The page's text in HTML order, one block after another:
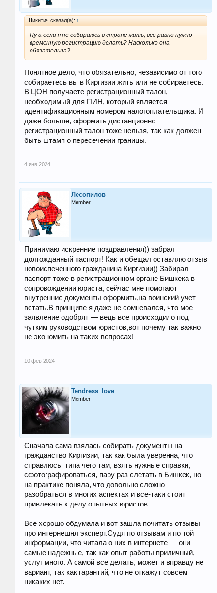
Никитич сказал(а): ↑
Ну а если я не собираюсь в стране жить, все равно нужно
временную регистрацию делать? Насколько она
обязательна?
Понятное дело, что обязательно, независимо от того
собираетесь вы в Киргизии жить или не собираетесь.
В ЦОН получаете регистрационный талон,
необходимый для ПИН, который является
идентификационным номером налогоплательщика. И
даже больше, оформить дистанционно
регистрационный талон тоже нельзя, так как должен
быть штамп о пересечении границы.
4 янв 2024
Лесопилов
Member
Принимаю искренние поздравления)) забрал
долгожданный паспорт! Как и обещал оставляю отзыв
новоиспеченного гражданина Киргизии)) Забирал
паспорт тоже в регистрационном органе Бишкека в
сопровождении юриста, сейчас мне помогают
внутренние документы оформить,на воинский учет
встать.В принципе я даже не сомневался, что мое
заявление одобрят — ведь все происходило под
чутким руководством юристов,вот почему так важно
не экономить на таких вопросах!
10 фев 2024
Tendress_love
Member
Сначала сама взялась собирать документы на
гражданство Киргизии, так как была уверенна, что
справлюсь, типа чего там, взять нужные справки,
сфотографироваться, пару раз слетать в Бишкек, но
на практике поняла, что довольно сложно
разобраться в многих аспектах и все-таки стоит
привлекать к делу опытных юристов.
Все хорошо обдумала и вот зашла почитать отзывы
про интернешнл эксперт.Судя по отзывам и по той
информации, что читала о них в интернете — они
самые надежные, так как опыт работы приличный,
услуг много. А самой все делать, может и вправду не
вариант, так как гарантий, что не откажут совсем
никаких нет.